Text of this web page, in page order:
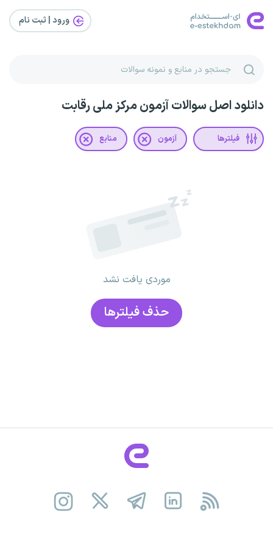
ورود | ثبت‌ نام
دانلود اصل سوالات آزمون مرکز ملی رقابت
فیلترها آزمون منابع
موردی یافت نشد
حذف فیلتر‌ها